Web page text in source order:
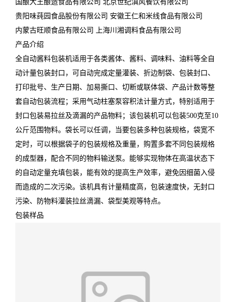
国酿大王酿造食品有限公司 北京世纪滇风餐饮有限公司
贵阳味莼园食品股份有限公司 安徽王仁和米线食品有限公司
内蒙古旺顺食品有限公司 上海川湘调料食品有限公司
产品介绍
全自动酱料包装机适用于各类酱体、酱料、调味料、油料等全自
动计量包装封口，可自动完成定量灌装、折边制袋、包装封口、
打印批号、生产日期、加易撕口、切断或联体袋、产品计数等整
套自动包装流程；采用气动柱塞泵容积法计量方式，特别适用于
封口包装易拉丝及滴漏的产品物料；该包装机可以包装500克至10
公斤范围物料。袋长可以任调，当要包装多种包装规格，袋宽不
定时，可以根据袋子的包装规格及重量，购置多套不同包装规格
的成型器，配合不同的物料输送泵。能够实现物体在高温状态下
的自动定量充填包装，能有效的提高生产效率，避免因细菌入侵
而造成的二次污染。该机具有计量精度高，包装速度快，无封口
污染、防物料灌装拉丝滴漏、袋型美观等特点。
包装样品